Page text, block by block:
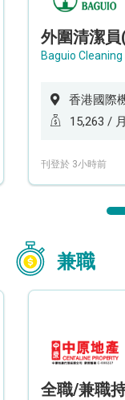
外圍清潔員
Baguio
香港國際
15,263 /
刊登於 3小時前
兼職